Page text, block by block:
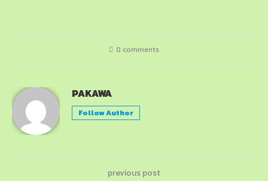
0 comments
PAKAWA
Follow Author
previous post